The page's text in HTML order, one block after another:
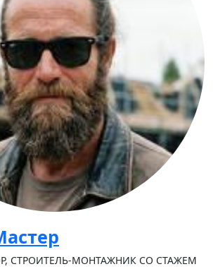
СТРОИТЕЛЬ-МОНТАЖНИК СО СТАЖЕМ